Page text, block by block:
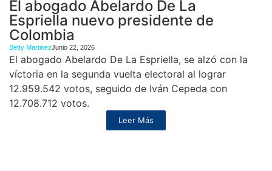
El abogado Abelardo De La
Espriella nuevo presidente de
Colombia
Betty MartinezJunio 22, 2026
El abogado Abelardo De La Espriella, se alzó con la
víctoria en la segunda vuelta electoral al lograr
12.959.542 votos, seguido de Iván Cepeda con
12.708.712 votos.
Leer Más